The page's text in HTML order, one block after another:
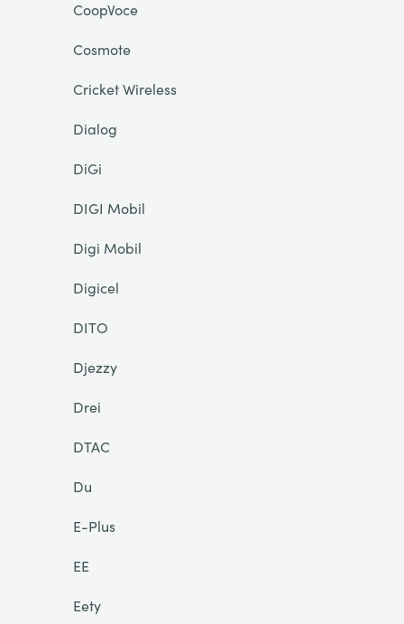
CoopVoce
Cosmote
Cricket Wireless
Dialog
DiGi
DIGI Mobil
Digi Mobil
Digicel
DITO
Djezzy
Drei
DTAC
Du
E-Plus
EE
Eety